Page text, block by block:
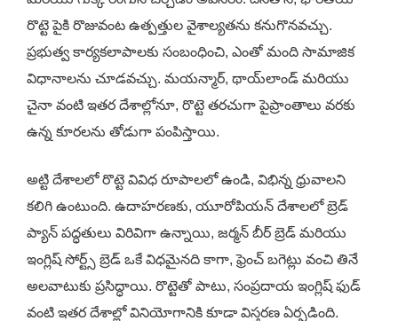
రొట్టె పైకి రొజువంట ఉత్పత్తుల వైశాల్యతను కనుగొనవచ్చు.
ప్రభుత్వ కార్యకలాపాలకు సంబంధించి, ఎంతో మంది సామాజిక
విధానాలను చూడవచ్చు. మయన్మార్, థాయ్‌లాండ్ మరియు
చైనా వంటి ఇతర దేశాల్లోనూ, రొట్టె తరచుగా పైప్రాంతాలు వరకు
ఉన్న కూరలను తోడుగా పంపిస్తాయి.
అట్టి దేశాలలో రొట్టె వివిధ రూపాలలో ఉండి, విభిన్న ధ్రువాలని
కలిగి ఉంటుంది. ఉదాహరణకు, యూరోపియన్ దేశాలలో బ్రెడ్
ప్యాన్ పద్ధతులు విరివిగా ఉన్నాయి, జర్మన్ బీర్ బ్రెడ్ మరియు
ఇంగ్లిష్ సోర్ట్స్ బ్రెడ్ ఒకే విధమైనది కాగా, ఫ్రెంచ్ బగెట్లు వంచి తినే
అలవాటుకు ప్రసిద్ధాయి. రొట్టెతో పాటు, సంప్రదాయ ఇంగ్లిష్ ఫుడ్
వంటి ఇతర దేశాల్లో వినియోగానికి కూడా విస్తరణ ఏర్పడింది.